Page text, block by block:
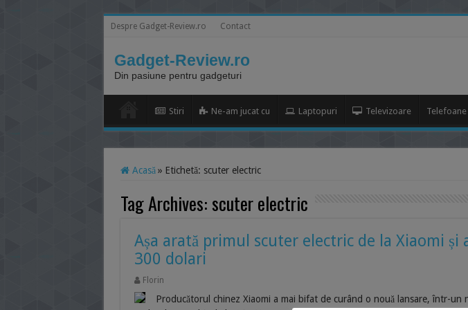
Despre Gadget-Review.ro Contact
Gadget-Review.ro
Din pasiune pentru gadgeturi
Stiri Ne-am jucat cu Laptopuri Televizoare
Acasă » Etichetă: scuter electric
Tag Archives:scuter electric
Așa arată primul scuter electric de la Xiaomi și
300 dolari
Florin
Producătorul chinez Xiaomi a mai bifat de curând o nouă lansare, într-un